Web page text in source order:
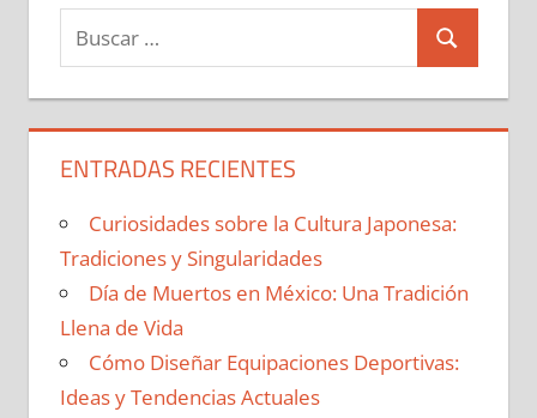
Buscar:
Buscar
ENTRADAS RECIENTES
Curiosidades sobre la Cultura Japonesa:
Tradiciones y Singularidades
Día de Muertos en México: Una Tradición
Llena de Vida
Cómo Diseñar Equipaciones Deportivas:
Ideas y Tendencias Actuales